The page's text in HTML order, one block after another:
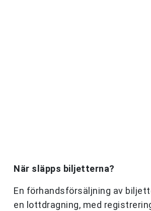
När släpps biljetterna?
En förhandsförsäljning av
en lottdragning, med